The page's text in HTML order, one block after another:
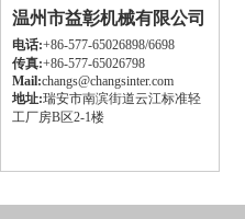
温州市益彰机械有限公司
电话:+86-577-65026898/6698
传真:+86-577-65026798
Mail:changs@changsinter.com
地址:瑞安市南滨街道云江标准轻
工厂房B区2-1楼